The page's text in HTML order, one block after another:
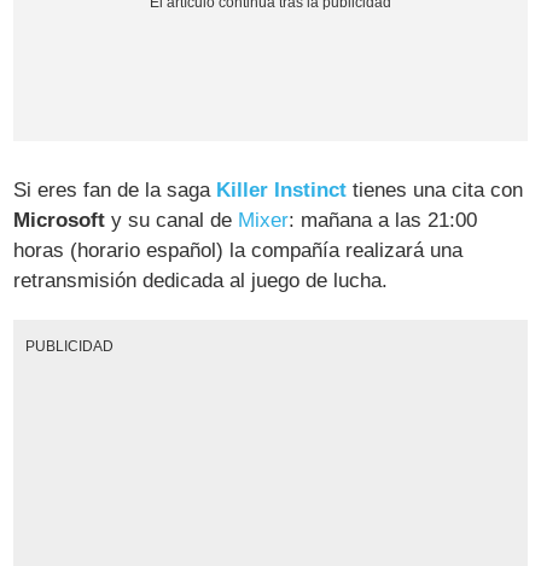
Si eres fan de la saga Killer Instinct tienes una cita con
Microsoft y su canal de Mixer: mañana a las 21:00
horas (horario español) la compañía realizará una
retransmisión dedicada al juego de lucha.
PUBLICIDAD